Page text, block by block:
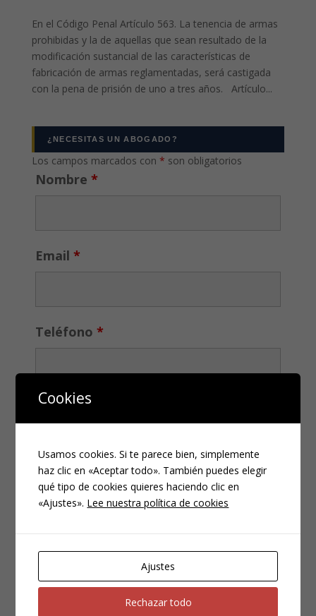
En el Código Penal Artículo 563. La tenencia de armas
prohibidas y la de aquellas que sean resultado de la
modificación sustancial de las características de
fabricación de armas reglamentadas, será castigada
con la pena de prisión de uno a tres años. Artículo...
¿NECESITAS UN ABOGADO?
Los campos marcados con * son obligatorios
Nombre *
Email *
Teléfono *
CATEGORÍAS
Penitenciario
Cookies
Usamos cookies. Si te parece bien, simplemente
haz clic en «Aceptar todo». También puedes elegir
qué tipo de cookies quieres haciendo clic en
«Ajustes». Lee nuestra política de cookies
Ajustes
Rechazar todo